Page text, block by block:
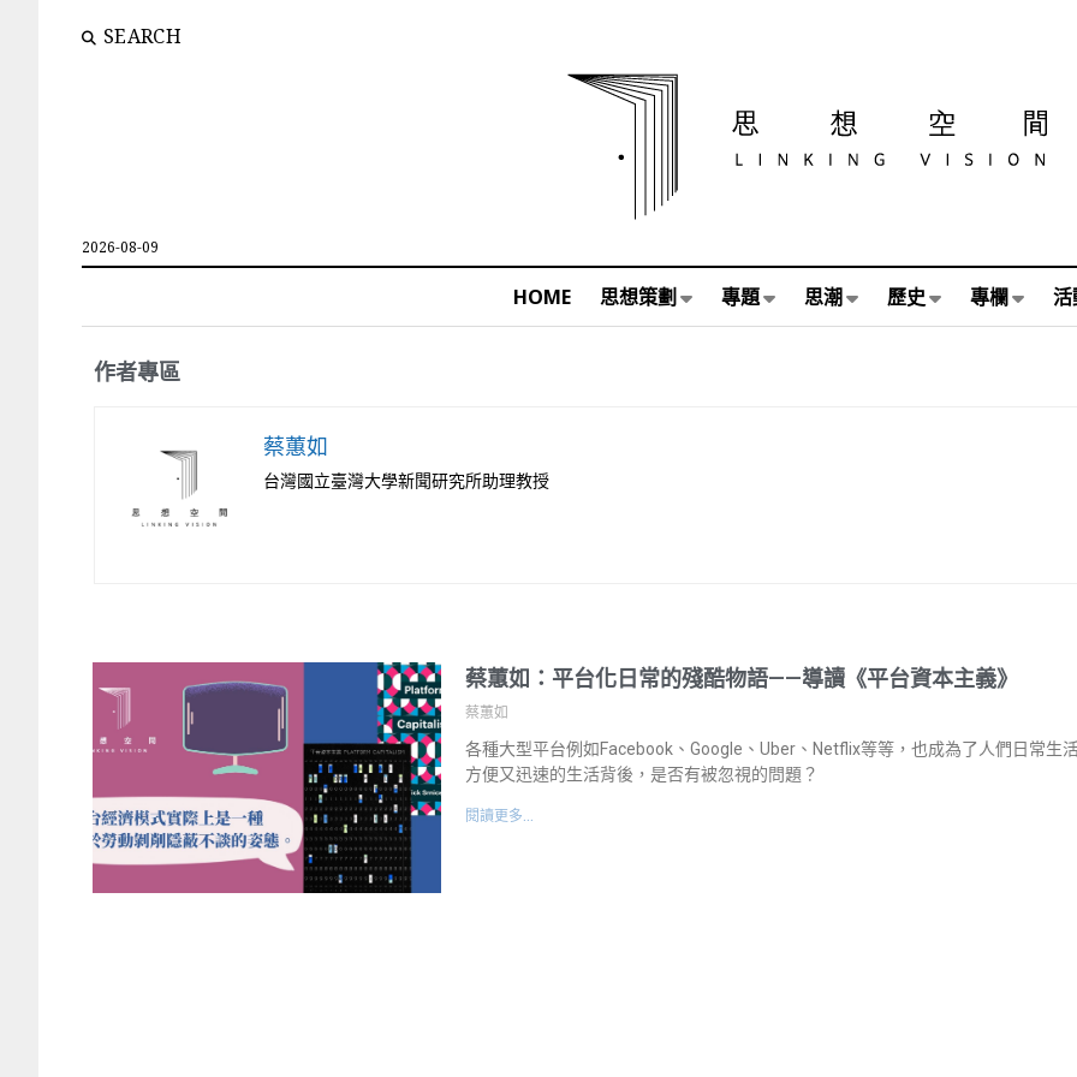
SEARCH
2026-08-09
HOME 思想策劃 專題 思潮 歷史 專欄 活
作者專區
蔡蕙如
台灣國立臺灣大學新聞研究所助理教授
蔡蕙如：平台化日常的殘酷物語——導讀《平台資本主義》
蔡蕙如
各種大型平台例如Facebook、Google、Uber、Netflix等等，也成為了人們日常生
方便又迅速的生活背後，是否有被忽視的問題？
閱讀更多...